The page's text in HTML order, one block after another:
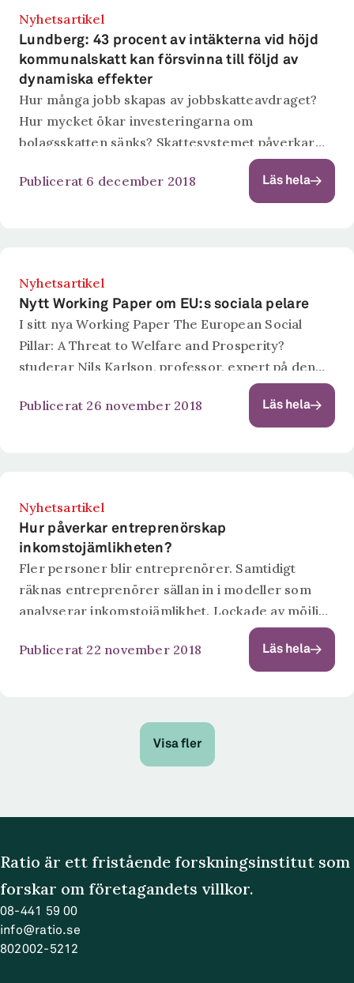
Nyhetsartikel
Lundberg: 43 procent av intäkterna vid höjd
kommunalskatt kan försvinna till följd av
dynamiska effekter
Hur många jobb skapas av jobbskatteavdraget?
Hur mycket ökar investeringarna om
bolagsskatten sänks? Skattesystemet påverkar
individers ekonomiska beslut, vilket ger effekter
på skatteintäkter och sysselsättning. Jacob
Lundberg, doktor i nationalekonomi, har
Publicerat 6 december 2018 Läs hela
Nyhetsartikel
Nytt Working Paper om EU:s sociala pelare
I sitt nya Working Paper The European Social
Pillar: A Threat to Welfare and Prosperity?
studerar Nils Karlson, professor, expert på den
svenska arbetsmarknadsmodellen och vd för
forskningsinstitutet Ratio, och
forskningsassistenten Felinda Wennerberg, den
Publicerat 26 november 2018 Läs hela
Nyhetsartikel
Hur påverkar entreprenörskap
inkomstojämlikheten?
Fler personer blir entreprenörer. Samtidigt
räknas entreprenörer sällan in i modeller som
analyserar inkomstojämlikhet. Lockade av möjliga
tillväxteffekter och jobbskapande har politiker
försökt öka andelen egenföretagare och antalet
småföretag. Hur påverkar detta entreprenörskap
Publicerat 22 november 2018 Läs hela
Visa fler
Ratio är ett fristående forskningsinstitut som
forskar om företagandets villkor.
08-441 59 00
info@ratio.se
802002-5212